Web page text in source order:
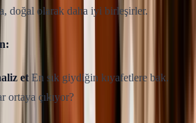
doğal olarak daha iyi birleşirler.
et En sık giydiğin kıyafetlere bak.
ortaya çıkıyor?